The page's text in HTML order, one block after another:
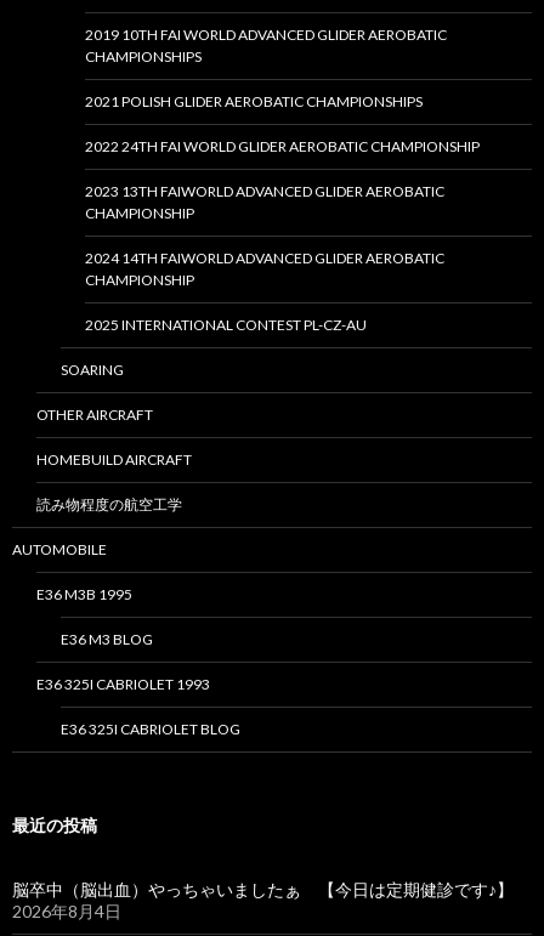
2019 10TH FAI WORLD ADVANCED GLIDER AEROBATIC
CHAMPIONSHIPS
2021 POLISH GLIDER AEROBATIC CHAMPIONSHIPS
2022 24TH FAI WORLD GLIDER AEROBATIC CHAMPIONSHIP
2023 13TH FAIWORLD ADVANCED GLIDER AEROBATIC
CHAMPIONSHIP
2024 14TH FAIWORLD ADVANCED GLIDER AEROBATIC
CHAMPIONSHIP
2025 INTERNATIONAL CONTEST PL-CZ-AU
SOARING
OTHER AIRCRAFT
HOMEBUILD AIRCRAFT
読み物程度の航空工学
AUTOMOBILE
E36 M3B 1995
E36 M3 BLOG
E36 325I CABRIOLET 1993
E36 325I CABRIOLET BLOG
最近の投稿
脳卒中（脳出血）やっちゃいましたぁ 【今日は定期健診です♪】
2026年8月4日